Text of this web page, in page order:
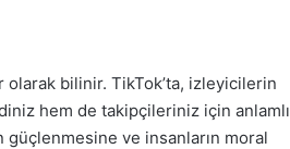
bilinir. TikTok’ta, izleyicilerin
hem de takipçileriniz için anlamlı
ve insanların moral